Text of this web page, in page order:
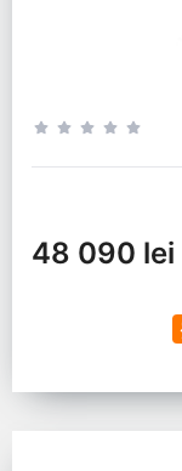
48 090 lei